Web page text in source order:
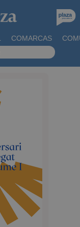
COMARCAS